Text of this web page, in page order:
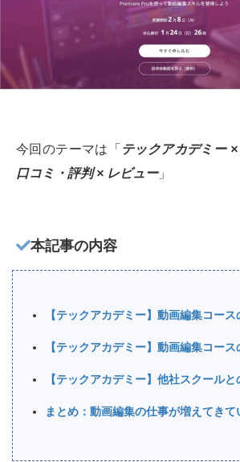
今回のテーマは「 テックアカデミー
口コミ・評判 × レビュー」
本記事の内容
【テックアカデミー】動画編集コー
【テックアカデミー】動画編集コース
【テックアカデミー】他社スクールと
まとめ：動画編集の仕事が増えてきて